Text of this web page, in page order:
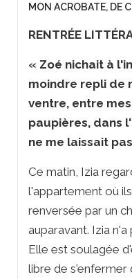
MON ACROBATE, DE
RENTRÉE
« Zoé nichait à
moindre repli de
ventre, entre
paupières, dans
ne me laissait
Ce matin, Izia
l'appartement où
renversée par un
auparavant. Izia
Elle est soulagée
libre de s'enfermer